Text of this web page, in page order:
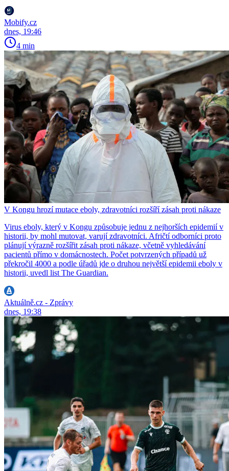
Mobify.cz
dnes, 19:46
4 min
V Kongu hrozí mutace eboly, zdravotníci rozšíří zásah proti nákaze
Virus eboly, který v Kongu způsobuje jednu z nejhorších epidemií v
historii, by mohl mutovat, varují zdravotníci. Afričtí odborníci proto
plánují výrazně rozšířit zásah proti nákaze, včetně vyhledávání
pacientů přímo v domácnostech. Počet potvrzených případů už
překročil 4000 a podle úřadů jde o druhou největší epidemii eboly v
historii, uvedl list The Guardian.
Aktuálně.cz - Zprávy
dnes, 19:38